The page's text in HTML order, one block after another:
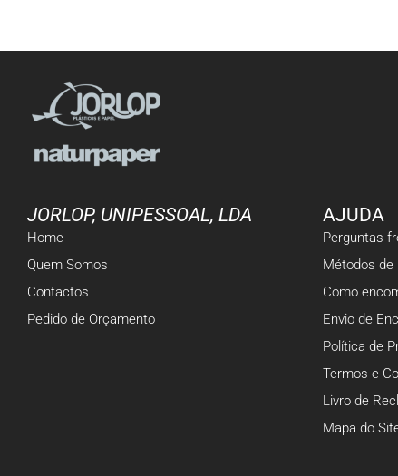
JORLOP, UNIPESSOAL, LDA
Home
Quem Somos
Contactos
Pedido de Orçamento
AJUDA
Perguntas
Métodos de
Como
Envio de
Política de
Termos e
Livro de
Mapa do